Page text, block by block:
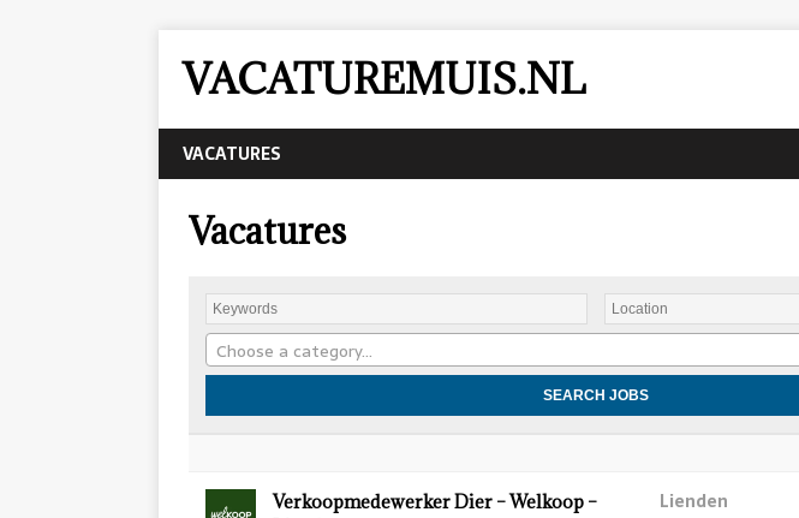
VACATUREMUIS.NL
VACATURES
Vacatures
Choose a category…
Verkoopmedewerker Dier – Welkoop –
Lienden